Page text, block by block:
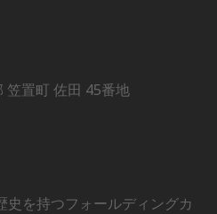
置町 佐田 45番地
史を持つフォールディングカ